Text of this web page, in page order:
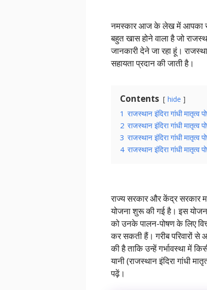
नमस्कार आज के लेख में आपका
बहुत खास होने वाला है जो
जानकारी देने जा रहा हूं।
सहायता प्रदान की जाती है।
Contents hide
1 राजस्थान इंदिरा गांधी मातृत्व
2 राजस्थान इंदिरा गांधी मातृत्व
3 राजस्थान इंदिरा गांधी मातृत्व
4 राजस्थान इंदिरा गांधी
राज्य सरकार और केंद्र सरकार
योजना शुरू की गई है। इस
को उनके पालन-पोषण के लिए
कर सकती हैं। गरीब परिवारों
की है ताकि उन्हें गर्भावस्था में
यानी (राजस्थान इंदिरा गांधी
पढ़ें।